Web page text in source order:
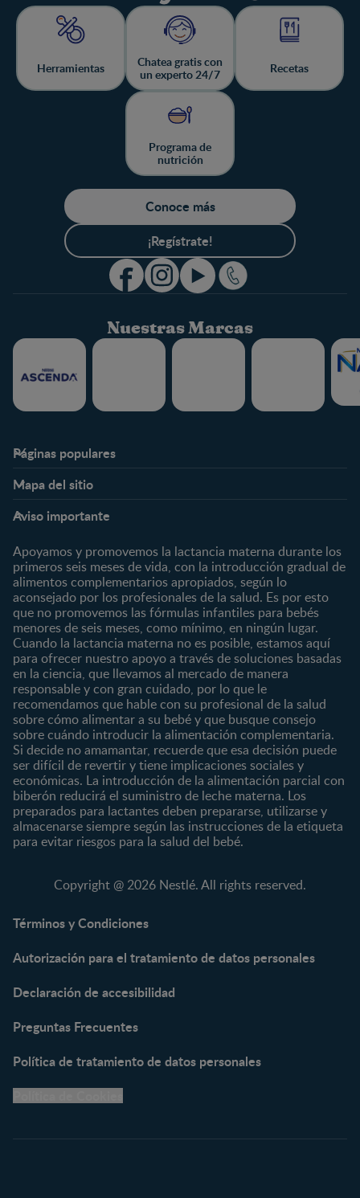
Herramientas
Chatea gratis con
un experto 24/7
Recetas
Programa de
nutrición
Conoce más
¡Regístrate!
Nuestras Marcas
Páginas populares
Expertos en Nutrición
Preguntas Frecuentes
¿Quiénes somos?
Marcas y productos
Nuestros Productos
Nuestras Marcas
Mapa del sitio
Preconcepción
Embarazo
Posparto
0 a 4 meses
4 a 6 meses
6 a 8 meses
8 a 12 meses
12 a 24 meses
Desde 2 años
Preescolar
Escolar
Nutrición
Salud
Maternidad
Paternidad
Vida en familia
Marcas
CERELAC®
GERBER®
KLIM®
NAN® 3
NAN® Optipro® 3
NAN® Supreme 3
NESTUM®
NESCARE®
Productos
Cereales Infantiles
Compotas y galletas
Fórmulas Infantiles
Vitaminas y Suplementos
Herramientas
Aviso importante
Apoyamos y promovemos la lactancia materna durante los
primeros seis meses de vida, con la introducción gradual de
alimentos complementarios apropiados, según lo
aconsejado por los profesionales de la salud. Es por esto
que no promovemos las fórmulas infantiles para bebés
menores de seis meses, como mínimo, en ningún lugar.
Cuando la lactancia materna no es posible, estamos aquí
para ofrecer nuestro apoyo a través de soluciones basadas
en la ciencia, que llevamos al mercado de manera
responsable y con gran cuidado, por lo que le
recomendamos que hable con su profesional de la salud
sobre cómo alimentar a su bebé y que busque consejo
sobre cuándo introducir la alimentación complementaria.
Si decide no amamantar, recuerde que esa decisión puede
ser difícil de revertir y tiene implicaciones sociales y
económicas. La introducción de la alimentación parcial con
biberón reducirá el suministro de leche materna. Los
preparados para lactantes deben prepararse, utilizarse y
almacenarse siempre según las instrucciones de la etiqueta
para evitar riesgos para la salud del bebé.
Copyright @ 2026 Nestlé. All rights reserved.
Términos y Condiciones
Autorización para el tratamiento de datos personales
Declaración de accesibilidad
Preguntas Frecuentes
Política de tratamiento de datos personales